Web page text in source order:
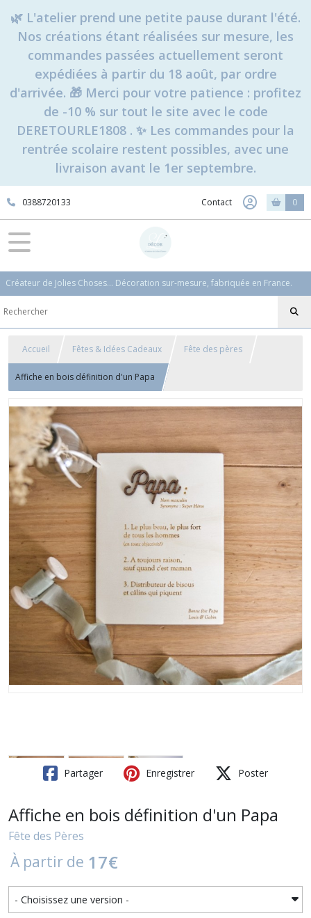
🌿 L'atelier prend une petite pause durant l'été.
Nos créations étant réalisées sur mesure, les
commandes passées actuellement seront
expédiées à partir du 18 août, par ordre
d'arrivée. 🎁 Merci pour votre patience : profitez
de -10 % sur tout le site avec le code
DERETOURLE1808 . ✨ Les commandes pour la
rentrée scolaire restent possibles, avec une
livraison avant le 1er septembre.
0388720133 Contact 0
Créateur de Jolies Choses... Décoration sur-mesure, fabriquée en France.
Accueil Fêtes & Idées Cadeaux Fête des pères
Affiche en bois définition d'un Papa
Partager Enregistrer Poster
Affiche en bois définition d'un Papa
Fête des Pères
À partir de 17€